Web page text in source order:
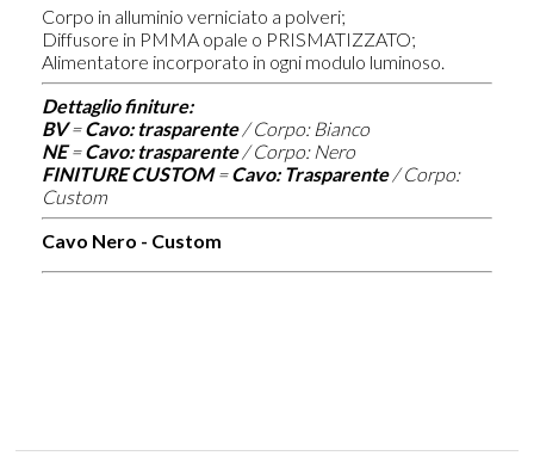
Corpo in alluminio verniciato a polveri;
Diffusore in PMMA opale o PRISMATIZZATO;
Alimentatore incorporato in ogni modulo luminoso.
Dettaglio finiture:
BV=Cavo: trasparente/ Corpo: Bianco
NE=Cavo: trasparente/ Corpo: Nero
FINITURE CUSTOM=Cavo: Trasparente/ Corpo:
Custom
Cavo Nero - Custom